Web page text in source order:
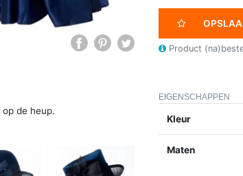
Product
de heup.
EIGENSCHAPPEN
Kleur
Maten